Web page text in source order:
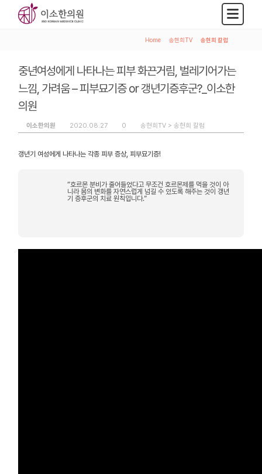
Home 송현희TV 송현희 칼럼
중년여성에게 나타나는 피부 화끈거림, 벌레기어가는
느낌, 가려움 – 피부묘기증 or 갱년기증후군?_이소한
의원
이소한의원 2020.08.27 0 송현희TV >송현희 칼럼
갱년기 여성에게 나타나는 각종 피부 증상, 피부묘기증!
“호르몬 분비가 줄어들었다고 무조건 호르몬제를 먹을 것이 아
니라 몸의 변화를 자연스럽게 넘길 수 있도록 해주는 것이 갱년
기 증후군의 치료 원칙입니다.”